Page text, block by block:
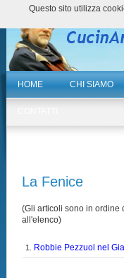
HOME CHI SIAMO
La Fenice
(Gli articoli sono in ordine
all'elenco)
1. Robbie Pezzuol nel
Questo sito utilizza